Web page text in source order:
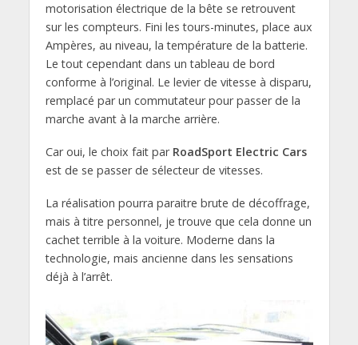
motorisation électrique de la bête se retrouvent
sur les compteurs. Fini les tours-minutes, place aux
Ampères, au niveau, la température de la batterie.
Le tout cependant dans un tableau de bord
conforme à l’original. Le levier de vitesse à disparu,
remplacé par un commutateur pour passer de la
marche avant à la marche arrière.
Car oui, le choix fait par RoadSport Electric Cars
est de se passer de sélecteur de vitesses.
La réalisation pourra paraitre brute de décoffrage,
mais à titre personnel, je trouve que cela donne un
cachet terrible à la voiture. Moderne dans la
technologie, mais ancienne dans les sensations
déjà à l’arrêt.